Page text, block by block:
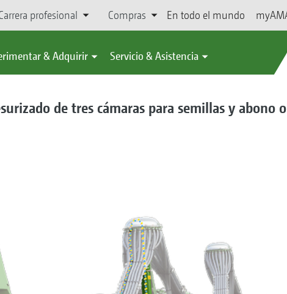
profesional Compras En todo el mundo
& Adquirir Servicio & Asistencia
de tres cámaras para semillas y abono o